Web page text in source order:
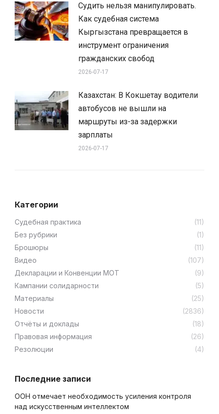
Судить нельзя манипулировать.
Как судебная система
Кыргызстана превращается в
инструмент ограничения
гражданских свобод
2026-07-17
Казахстан: В Кокшетау водители
автобусов не вышли на
маршруты из-за задержки
зарплаты
2026-07-17
Категории
Cудебная практика
(11)
Без рубрики
(1)
Брошюры
(11)
Видео
(107)
Декларации и Конвенции МОТ
(9)
Кампании солидарности
(5)
Материалы
(25)
Новости
(2836)
Отчёты и доклады
(18)
Правовая информация
(26)
Резолюции
(4)
Последние записи
ООН отмечает необходимость усиления контроля
над искусственным интеллектом